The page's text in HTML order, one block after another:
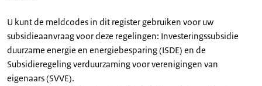
U kunt de meldcodes in dit register gebruiken voor uw
subsidieaanvraag voor deze regelingen: Investeringssubsidie
duurzame energie en energiebesparing (ISDE) en de
Subsidieregeling verduurzaming voor verenigingen van
eigenaars (SVVE).